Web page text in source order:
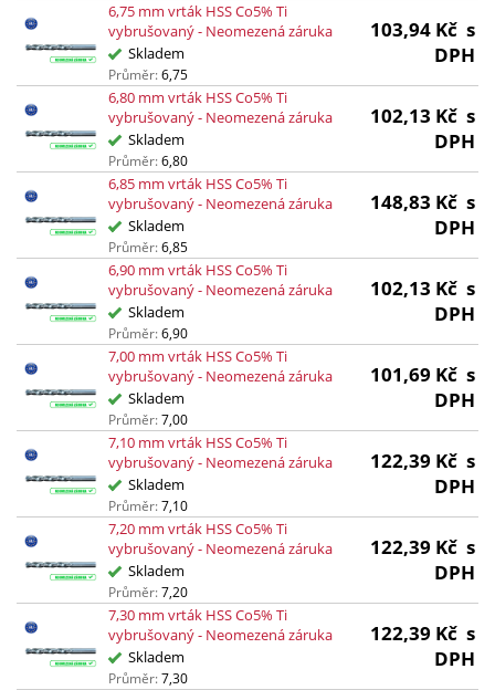
6,75 mm vrták HSS Co5% Ti
vybrušovaný - Neomezená záruka
Skladem
Průměr:6,75
103,94 Kč s
DPH
6,80 mm vrták HSS Co5% Ti
vybrušovaný - Neomezená záruka
Skladem
Průměr:6,80
102,13 Kč s
DPH
6,85 mm vrták HSS Co5% Ti
vybrušovaný - Neomezená záruka
Skladem
Průměr:6,85
148,83 Kč s
DPH
6,90 mm vrták HSS Co5% Ti
vybrušovaný - Neomezená záruka
Skladem
Průměr:6,90
102,13 Kč s
DPH
7,00 mm vrták HSS Co5% Ti
vybrušovaný - Neomezená záruka
Skladem
Průměr:7,00
101,69 Kč s
DPH
7,10 mm vrták HSS Co5% Ti
vybrušovaný - Neomezená záruka
Skladem
Průměr:7,10
122,39 Kč s
DPH
7,20 mm vrták HSS Co5% Ti
vybrušovaný - Neomezená záruka
Skladem
Průměr:7,20
122,39 Kč s
DPH
7,30 mm vrták HSS Co5% Ti
vybrušovaný - Neomezená záruka
Skladem
Průměr:7,30
122,39 Kč s
DPH